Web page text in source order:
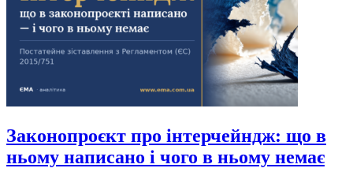
Законопроєкт про інтерчейндж: що в
ньому написано і чого в ньому немає